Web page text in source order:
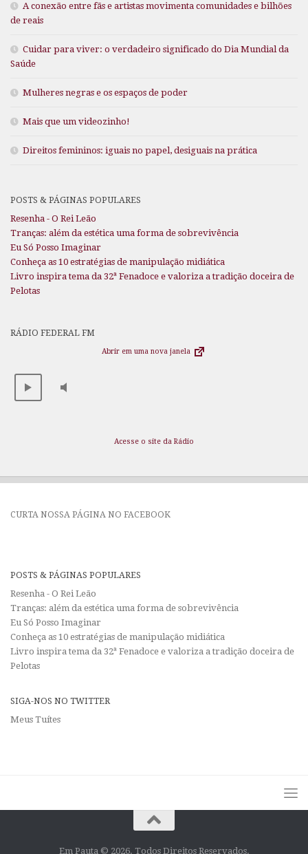
A conexão entre fãs e artistas movimenta comunidades e bilhões
de reais
Cuidar para viver: o verdadeiro significado do Dia Mundial da
Saúde
Mulheres negras e os espaços de poder
Mais que um videozinho!
Direitos femininos: iguais no papel, desiguais na prática
POSTS & PÁGINAS POPULARES
Resenha - O Rei Leão
Tranças: além da estética uma forma de sobrevivência
Eu Só Posso Imaginar
Conheça as 10 estratégias de manipulação midiática
Livro inspira tema da 32ª Fenadoce e valoriza a tradição doceira de
Pelotas
RÁDIO FEDERAL FM
Abrir em uma nova janela
Acesse o site da Rádio
CURTA NOSSA PÁGINA NO FACEBOOK
POSTS & PÁGINAS POPULARES
Resenha - O Rei Leão
Tranças: além da estética uma forma de sobrevivência
Eu Só Posso Imaginar
Conheça as 10 estratégias de manipulação midiática
Livro inspira tema da 32ª Fenadoce e valoriza a tradição doceira de
Pelotas
SIGA-NOS NO TWITTER
Meus Tuítes
Em Pauta © 2026. Todos Direitos Reservados.